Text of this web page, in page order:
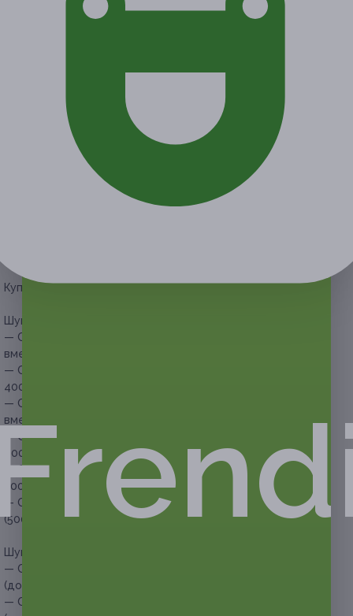
Адреса Вопросы
Срок действия купонов:
с 21.04.2021 до 21.07.2021
(включительно).
Вы можете предъявить купон в электронном или
распечатанном виде.
Купон действует в любой день в любое время работы
Купон действует на следующие виды услуг:
Шугаринг одной зоны для женщин:
— Скидка 50% на шугаринг подмышечных впадин (175 руб.
вместо 350 руб.)
— Скидка 50% на шугаринг ног (до колен) (200 руб. вместо
400 руб.)
— Скидка 50% на шугаринг ног (полностью) (400 руб.
вместо 800 руб.)
— Скидка 50% на шугаринг рук (до локтя) (200 руб. вместо
400 руб.)
— Скидка 50% на шугаринг зоны бикини (250 руб. вместо
500 руб.)
— Скидка 50% на шугаринг зоны глубокого бикини
(500 руб. вместо 1000 руб.)
Шугаринг двух зон для женщин:
— Скидка 51% на шугаринг зоны глубокого бикини и ног
(до колен) (686 руб. вместо 1400 руб.)
— Скидка 51% на шугаринг зоны глубокого бикини и ног